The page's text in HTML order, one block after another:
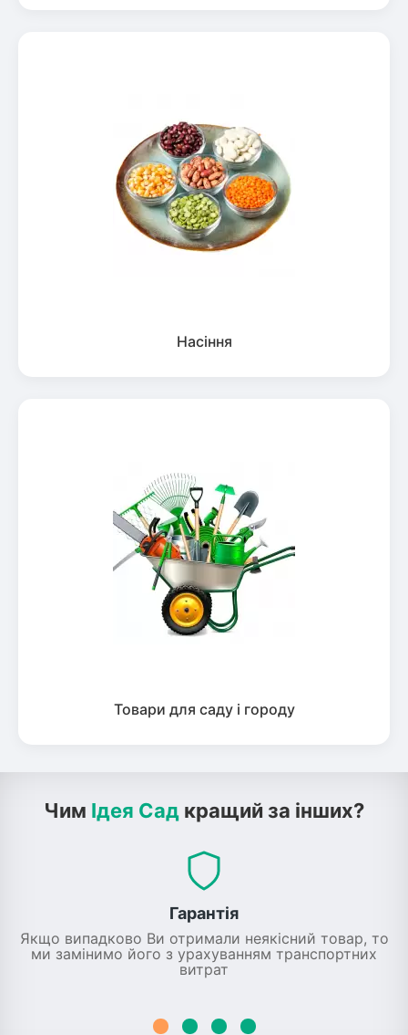
Насіння
Товари для саду і городу
Чим Ідея Сад кращий за інших?
Гарантія
Якщо випадково Ви отримали неякісний товар, то
ми замінимо його з урахуванням транспортних
витрат